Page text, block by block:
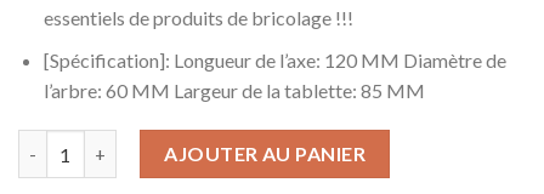
essentiels de produits de bricolage !!!
[Spécification]: Longueur de l’axe: 120 MM Diamètre de
l’arbre: 60 MM Largeur de la tablette: 85 MM
AJOUTER AU PANIER